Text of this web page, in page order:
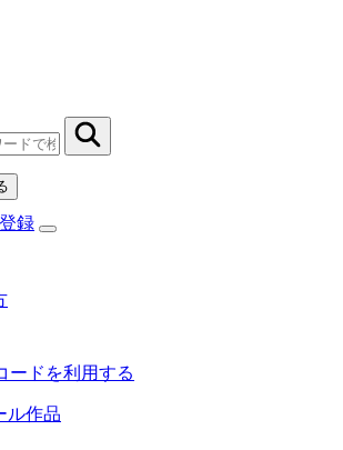
録
ードを利用する
ル作品